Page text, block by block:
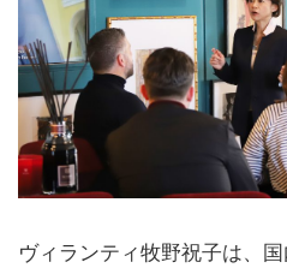
ヴィランティ牧野祝子は、